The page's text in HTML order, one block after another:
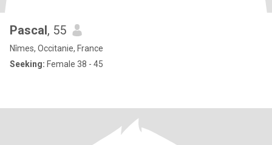
Pascal, 55
Nîmes, Occitanie, France
Seeking: Female 38 - 45